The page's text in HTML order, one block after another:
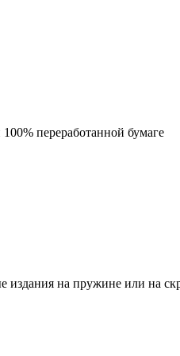
переработанной бумаге
на пружине или на